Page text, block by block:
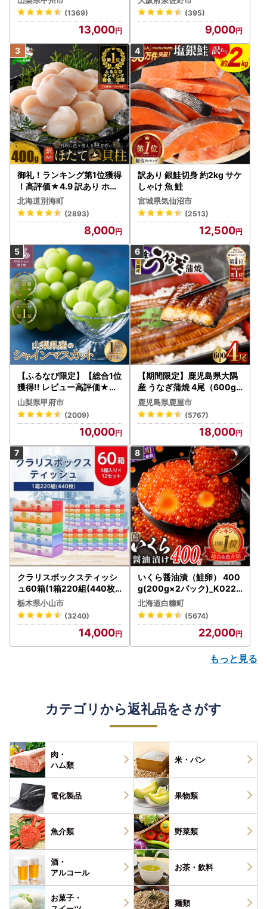
026年発送】（MG）B12-
472 FN-Limited-VO シャ
インマスカット フルーツ
(1369)
13,000
(395)
9,000
御礼！ランキング第1位獲得
！高評価★4.9 訳あり ホタ
テ 400g（ほたて 帆立 貝柱
冷凍 ）
北海道別海町
(2893)
8,000
訳あり 銀鮭切身 約2kg サケ
しゃけ 魚 鮭
宮城県気仙沼市
(2513)
12,500
【ふるなび限定】【総合1位
獲得!! レビュー高評価★】
〈2026年度配送分〉山梨
県産 シャインマスカット 2
～3房（1.0kg以上）シャイ
ン フルーツ FN-Limited-S
P
山梨県甲府市
(2009)
10,000
【期間限定】鹿児島県大隅
産 うなぎ蒲焼 4尾（600g
） KN007-004-04-cp18
うなぎ 鰻 魚 惣菜 総菜
鹿児島県鹿屋市
(5767)
18,000
クラリスボックスティッシ
ュ60箱(1箱220組(440枚))
(5個入り×12セット)【配送
不可地域：離島・沖縄県】
【1256759】
栃木県小山市
(3240)
14,000
いくら醤油漬（鮭卵） 400
g(200g×2パック)_K022-
1676
北海道白糠町
(5674)
22,000
もっと見る
カテゴリから返礼品をさがす
肉・
ハム類
米・パン
電化製品 果物類
魚介類 野菜類
酒・
アルコール
お茶・ 飲料
お菓子・
麺類